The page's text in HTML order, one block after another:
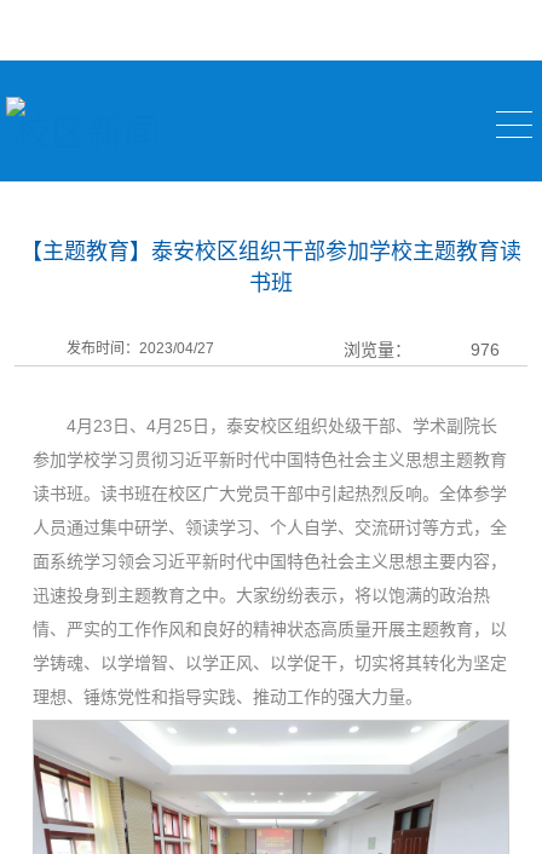
【主题教育】泰安校区组织干部参加学校主题教育读
书班
发布时间：2023/04/27 浏览量： 976
4月23日、4月25日，泰安校区组织处级干部、学术副院长
参加学校学习贯彻习近平新时代中国特色社会主义思想主题教育
读书班。读书班在校区广大党员干部中引起热烈反响。全体参学
人员通过集中研学、领读学习、个人自学、交流研讨等方式，全
面系统学习领会习近平新时代中国特色社会主义思想主要内容，
迅速投身到主题教育之中。大家纷纷表示，将以饱满的政治热
情、严实的工作作风和良好的精神状态高质量开展主题教育，以
学铸魂、以学增智、以学正风、以学促干，切实将其转化为坚定
理想、锤炼党性和指导实践、推动工作的强大力量。